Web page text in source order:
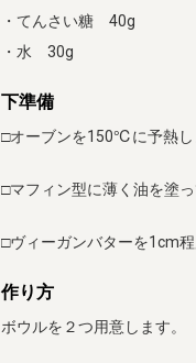
・てんさい糖 40g
・水 30g
下準備
□オーブンを150℃に予熱し
□マフィン型に薄く油を塗っ
□ヴィーガンバターを1cm
作り方
ボウルを２つ用意します。